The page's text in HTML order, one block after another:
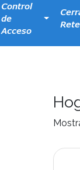
Control
de
Acceso